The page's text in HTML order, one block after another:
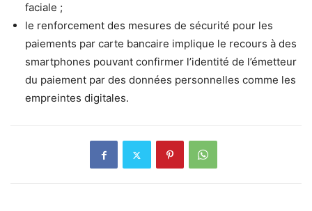
faciale ;
le renforcement des mesures de sécurité pour les
paiements par carte bancaire implique le recours à des
smartphones pouvant confirmer l’identité de l’émetteur
du paiement par des données personnelles comme les
empreintes digitales.